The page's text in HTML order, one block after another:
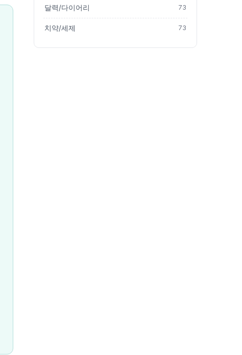
달력/다이어리 73
치약/세제 73